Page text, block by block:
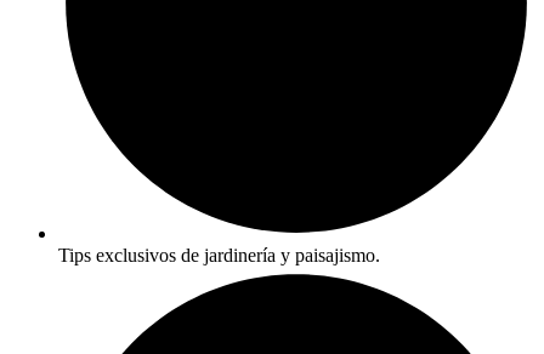
Tips exclusivos de jardinería y paisajismo.